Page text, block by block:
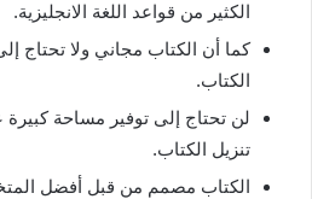
الكثير من قواعد اللغة الانجليزية.
كما أن الكتاب مجاني ولا تحتاج
الكتاب.
لن تحتاج إلى توفير مساحة
تنزيل الكتاب.
الكتاب مصمم من قبل أفضل